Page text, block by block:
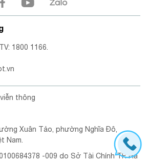
1800 1166.
thông
Xuân Tảo, phường Nghĩa Đô,
Nam.
-009 do Sở Tài Chính TP. Hà